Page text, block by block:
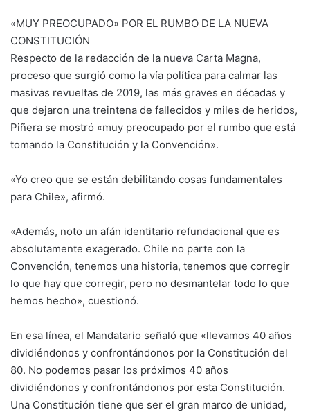
«MUY PREOCUPADO» POR EL RUMBO DE LA NUEVA
CONSTITUCIÓN
Respecto de la redacción de la nueva Carta Magna,
proceso que surgió como la vía política para calmar las
masivas revueltas de 2019, las más graves en décadas y
que dejaron una treintena de fallecidos y miles de heridos,
Piñera se mostró «muy preocupado por el rumbo que está
tomando la Constitución y la Convención».
«Yo creo que se están debilitando cosas fundamentales
para Chile», afirmó.
«Además, noto un afán identitario refundacional que es
absolutamente exagerado. Chile no parte con la
Convención, tenemos una historia, tenemos que corregir
lo que hay que corregir, pero no desmantelar todo lo que
hemos hecho», cuestionó.
En esa línea, el Mandatario señaló que «llevamos 40 años
dividiéndonos y confrontándonos por la Constitución del
80. No podemos pasar los próximos 40 años
dividiéndonos y confrontándonos por esta Constitución.
Una Constitución tiene que ser el gran marco de unidad,